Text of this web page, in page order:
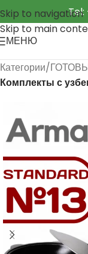
Skip to navigation
Skip to main
Tel:
МЕНЮ
Категории
Комплекты с